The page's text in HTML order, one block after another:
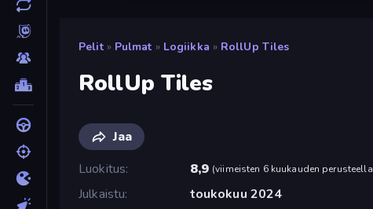
Pelit » Pulmat » Logiikka » RollUp Tiles
RollUp Tiles
Jaa
Luokitus
8,9 (viimeisten 6 kuukauden perusteella
Julkaistu
toukokuu 2024